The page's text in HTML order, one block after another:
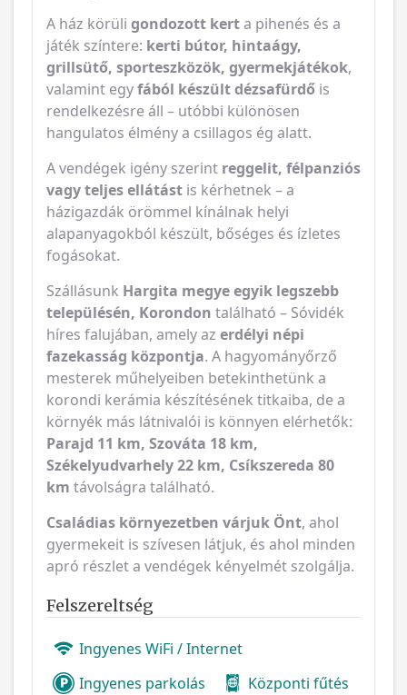
A ház körüli gondozott kerta pihenés és a
játék színtere: kerti bútor, hintaágy,
grillsütő, sporteszközök, gyermekjátékok,
valamint egyfából készült dézsafürdő is
rendelkezésre áll – utóbbi különösen
hangulatos élmény a csillagos ég alatt.
A vendégek igény szerint reggelit, félpanziós
vagy teljes ellátást is kérhetnek – a
házigazdák örömmel kínálnak helyi
alapanyagokból készült, bőséges és ízletes
fogásokat.
Szállásunk Hargita megye egyik legszebb
településén, Korondon található – Sóvidék
híres falujában, amely az erdélyi népi
fazekasság központja. A hagyományőrző
mesterek műhelyeiben betekinthetünk a
korondi kerámia készítésének titkaiba, de a
környék más látnivalói is könnyen elérhetők:
Parajd 11 km, Szováta 18 km,
Székelyudvarhely 22 km, Csíkszereda 80
km távolságra található.
Családias környezetben várjuk Önt, ahol
gyermekeit is szívesen látjuk, és ahol minden
apró részlet a vendégek kényelmét szolgálja.
Felszereltség
Ingyenes WiFi / Internet
Ingyenes parkolás
Központi fűtés